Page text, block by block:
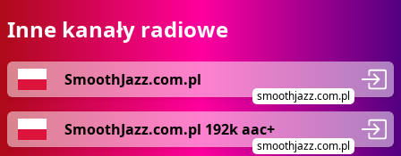
Inne kanały radiowe
SmoothJazz.com.pl
smoothjazz.com.pl
SmoothJazz.com.pl 192k aac+
smoothjazz.com.pl